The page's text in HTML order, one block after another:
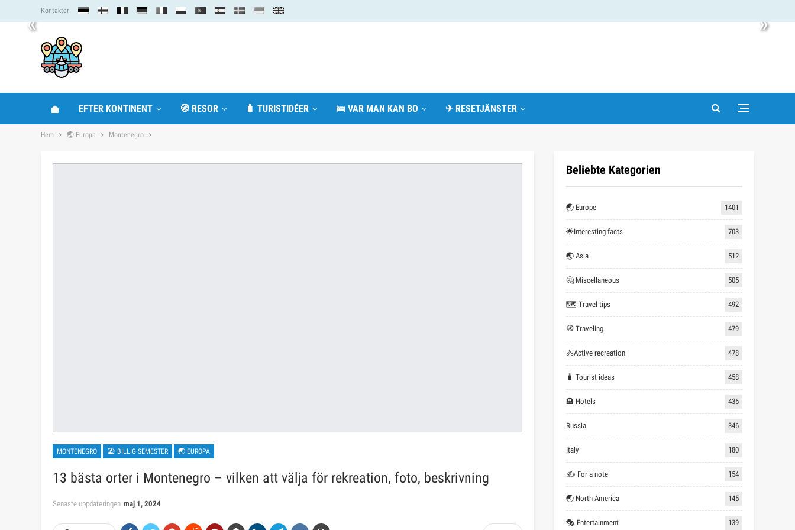
« »
Kontakter
EFTER KONTINENT 🧭 RESOR 🧳 TURISTIDÉER 🛌 VAR MAN KAN BO ✈ RESETJÄNSTER
Hem 🌏 Europa Montenegro
MONTENEGRO 🏖 BILLIG SEMESTER 🌏 EUROPA
13 bästa orter i Montenegro – vilken att välja för rekreation, foto, beskrivning
Senaste uppdateringen maj 1, 2024
Beliebte Kategorien
🌏 Europe 1401
🌟Interesting facts 703
🌏 Asia 512
🤔 Miscellaneous 505
🗺 Travel tips 492
🧭 Traveling 479
🚴Active recreation 478
🧳 Tourist ideas 458
🏨 Hotels 436
Russia 346
Italy 180
✍ For a note 154
🌏 North America 145
🎭 Entertainment 139